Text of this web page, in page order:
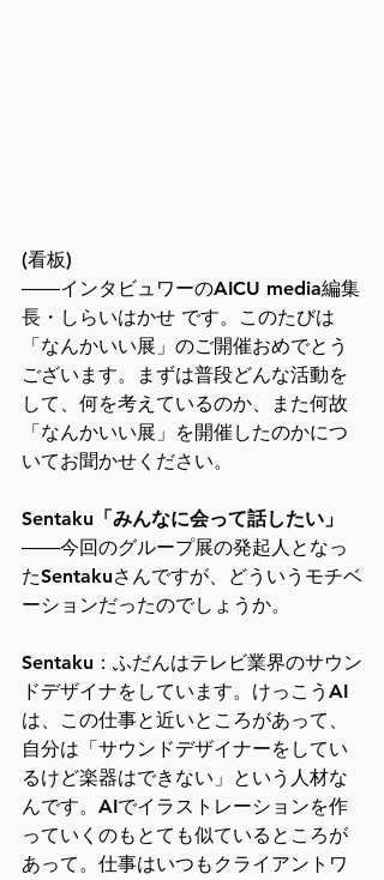
(看板)
――インタビュワーのAICU media編集
長・しらいはかせ です。このたびは
「なんかいい展」のご開催おめでとう
ございます。まずは普段どんな活動を
して、何を考えているのか、また何故
「なんかいい展」を開催したのかにつ
いてお聞かせください。
Sentaku「みんなに会って話したい」
――今回のグループ展の発起人となっ
たSentakuさんですが、どういうモチベ
ーションだったのでしょうか。
Sentaku：ふだんはテレビ業界のサウン
ドデザイナをしています。けっこうAI
は、この仕事と近いところがあって、
自分は「サウンドデザイナーをしてい
るけど楽器はできない」という人材な
んです。AIでイラストレーションを作
っていくのもとても似ているところが
あって。仕事はいつもクライアントワ